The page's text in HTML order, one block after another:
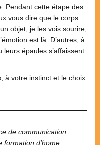
Pendant cette étape des
vous dire que le corps
objet, je les vois sourire,
est là. D’autres, à
épaules s’affaissent.
à votre instinct et le choix
de communication,
formation d’home